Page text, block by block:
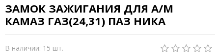
ЗАМОК ЗАЖИГАНИЯ ДЛЯ А/М
КАМАЗ ГАЗ(24,31) ПАЗ НИКА
В наличии: 15 шт.